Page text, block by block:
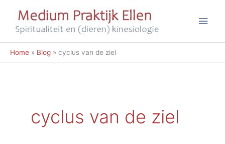
Home Blog cyclus van de ziel
cyclus van de ziel